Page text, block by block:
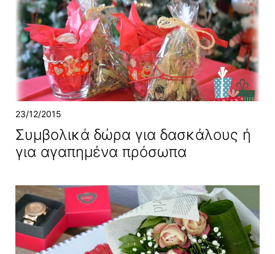
23/12/2015
Συμβολικά δώρα για δασκάλους ή
για αγαπημένα πρόσωπα